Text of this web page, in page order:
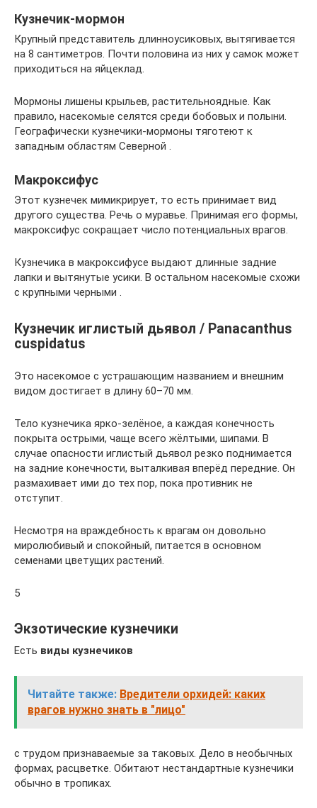
Кузнечик-мормон
Крупный представитель длинноусиковых, вытягивается
на 8 сантиметров. Почти половина из них у самок может
приходиться на яйцеклад.
Мормоны лишены крыльев, растительноядные. Как
правило, насекомые селятся среди бобовых и полыни.
Географически кузнечики-мормоны тяготеют к
западным областям Северной .
Макроксифус
Этот кузнечек мимикрирует, то есть принимает вид
другого существа. Речь о муравье. Принимая его формы,
макроксифус сокращает число потенциальных врагов.
Кузнечика в макроксифусе выдают длинные задние
лапки и вытянутые усики. В остальном насекомые схожи
с крупными черными .
Кузнечик иглистый дьявол / Panacanthus
cuspidatus
Это насекомое с устрашающим названием и внешним
видом достигает в длину 60–70 мм.
Тело кузнечика ярко-зелёное, а каждая конечность
покрыта острыми, чаще всего жёлтыми, шипами. В
случае опасности иглистый дьявол резко поднимается
на задние конечности, выталкивая вперёд передние. Он
размахивает ими до тех пор, пока противник не
отступит.
Несмотря на враждебность к врагам он довольно
миролюбивый и спокойный, питается в основном
семенами цветущих растений.
5
Экзотические кузнечики
Есть виды кузнечиков
Читайте также: Вредители орхидей: каких
врагов нужно знать в "лицо"
с трудом признаваемые за таковых. Дело в необычных
формах, расцветке. Обитают нестандартные кузнечики
обычно в тропиках.